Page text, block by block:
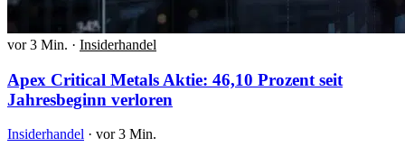
vor 3 Min. · Insiderhandel
Apex Critical Metals Aktie: 46,10 Prozent seit
Jahresbeginn verloren
Insiderhandel · vor 3 Min.